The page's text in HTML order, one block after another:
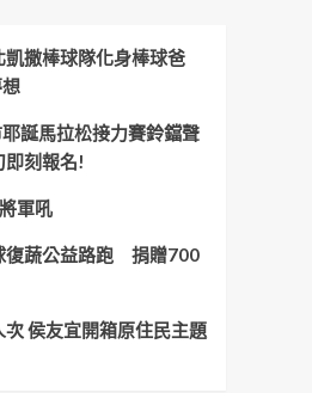
撒棒球隊化身棒球爸
誕馬拉松接力賽鈴鐺聲
刻報名!
軍吼
復蔬公益路跑 捐贈700
侯友宜開箱原住民主題